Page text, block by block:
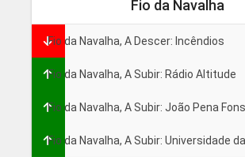
Fio da Navalha
Fio da Navalha, A Descer: Incêndios
Fio da Navalha, A Subir: Rádio Altitude
Fio da Navalha, A Subir: João Pena
Fio da Navalha, A Subir: Universidade